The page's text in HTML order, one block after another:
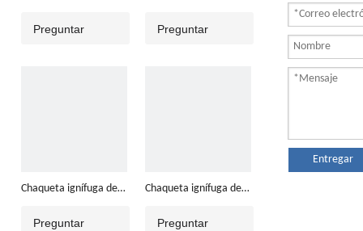
Preguntar Preguntar
Chaqueta ignífuga de
Preguntar
Chaqueta ignífuga de
Preguntar
Entregar